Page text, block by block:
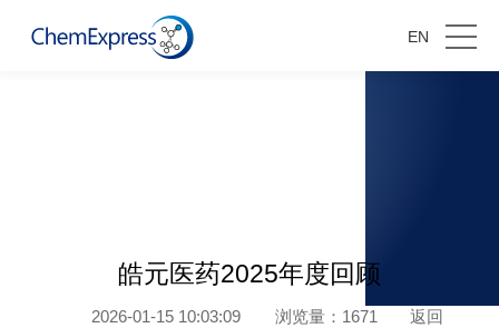
EN
皓元医药2025年度回顾
2026-01-15 10:03:09 浏览量： 1671 返回